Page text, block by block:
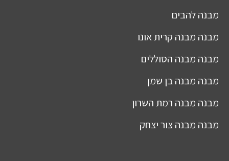
מבנהלהבים
מבנה מבנה קרית אונו
מבנה מבנה הסוללים
מבנה מבנה בן שמן
מבנה מבנה רמת השרון
מבנה מבנה צור יצחק